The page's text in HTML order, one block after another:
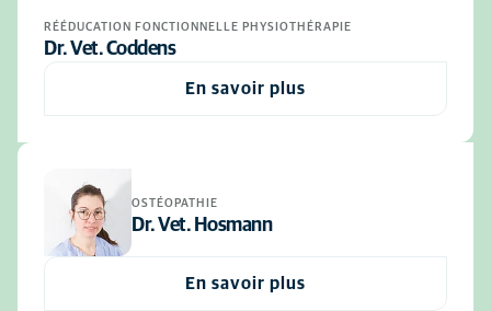
RÉÉDUCATION FONCTIONNELLE PHYSIOTHÉRAPIE
Dr. Vet. Coddens
En savoir plus
OSTÉOPATHIE
Dr. Vet. Hosmann
En savoir plus